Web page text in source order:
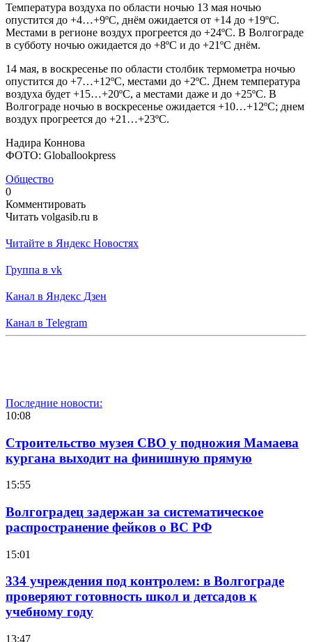
Температура воздуха по области ночью 13 мая ночью
опустится до +4…+9ºС, днём ожидается от +14 до +19ºС.
Местами в регионе воздух прогреется до +24ºС. В Волгограде
в субботу ночью ожидается до +8ºС и до +21ºС днём.
14 мая, в воскресенье по области столбик термометра ночью
опустится до +7…+12ºС, местами до +2ºС. Днем температура
воздуха будет +15…+20ºС, а местами даже и до +25ºС. В
Волгограде ночью в воскресенье ожидается +10…+12ºС; днем
воздух прогреется до +21…+23ºС.
Надира Коннова
ФОТО: Globallookpress
Общество
0
Комментировать
Читать volgasib.ru в
Читайте в Яндекс Новостях
Группа в vk
Канал в Яндекс Дзен
Канал в Telegram
Последние новости:
10:08
Строительство музея СВО у подножия Мамаева
кургана выходит на финишную прямую
15:55
Волгоградец задержан за систематическое
распространение фейков о ВС РФ
15:01
334 учреждения под контролем: в Волгограде
проверяют готовность школ и детсадов к
учебному году
13:47